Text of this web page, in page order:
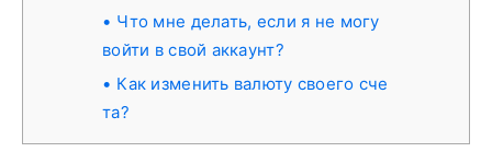
Что мне делать, если я не могу
войти в свой аккаунт?
Как изменить валюту своего сче
та?